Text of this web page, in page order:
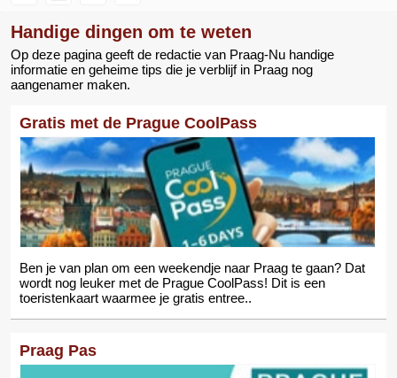
Handige dingen om te weten
Op deze pagina geeft de redactie van Praag-Nu handige
informatie en geheime tips die je verblijf in Praag nog
aangenamer maken.
Gratis met de Prague CoolPass
Ben je van plan om een weekendje naar Praag te gaan? Dat
wordt nog leuker met de Prague CoolPass! Dit is een
toeristenkaart waarmee je gratis entree..
Praag Pas